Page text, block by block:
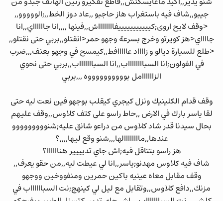
جيبو,,شاف فيه باستغراب هاز حاجبو ,,عاد دوز الخط,,;الووووو,,
<وقف لايح اروى;كيييييييييييفااااااااش,,فينها ,,,,انا جااااااي,,انا
جااااي<هز كويرتو وخرج بسرعة وجهو حمر<انقتلو,,بربي حتى نقتلو,,
<طلع للسيارة ديالو و زااااد عااااافط,,كيمسح في وجهو بعنف,,,ضرب
في الفولون;انا السبااااااااب,,انا السباااااااب,,بربي حتى نحوي
الزاااااامل بووووووووووه ,,,بربي
وقف قدام الكلينيك ونزل كيجري كيقلب بوجهو فين نعت ليه حتى
لقا ياسر بارك في الارض ,,حاط راسو على كتف كلاوس,,وقف عليهم
بحال سيدنا قدر شاد كلاوس من دراعو شانق عليه;شنووووووووو
عندها,,ماااااااالها,,,شنو وقع ليها,,,,؟
هز راسو بتتاقل فيه;اش جاي تديييير هناااااا؟
شاف فيه كلاوس مهدنو;ياسر,,انا لي عيطت ليه,,من حقو يعرف,,
وقف مقابل معاه عينيه باكين حمرين ومنفووخين ووجهو
مزنك,,دافع كلاوس,,وتقابل مع ليل لي كينهج;نت السبااااااب في